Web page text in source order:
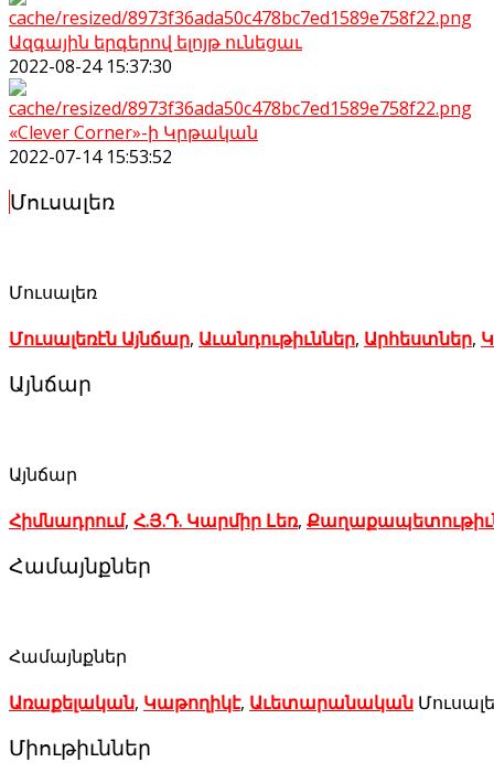
Ազգային երգերով ելոյթ ունեցաւ
2022-08-24 15:37:30
«Clever Corner»-ի Կրթական
2022-07-14 15:53:52
Մուսալեռ
Մուսալեռ
Մուսալեռէն Այնճար, Աւանդութիւններ, Արհեստներ,
Այնճար
Այնճար
Հիմնադրում, Հ.Յ.Դ. Կարմիր Լեռ,
Համայնքներ
Համայնքներ
Առաքելական, Կաթողիկէ, Աւետարանական
Միութիւններ